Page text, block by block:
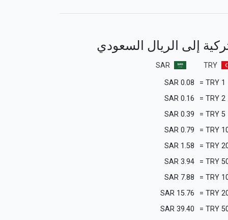
إلى الريال السعودي
TRY
SAR
1
TRY
=
0.08
SAR
2
TRY
=
0.16
SAR
5
TRY
=
0.39
SAR
TRY
=
0.79
SAR
TRY
=
1.58
SAR
TRY
=
3.94
SAR
TRY
=
7.88
SAR
TRY
=
15.76
SAR
TRY
=
39.40
SAR